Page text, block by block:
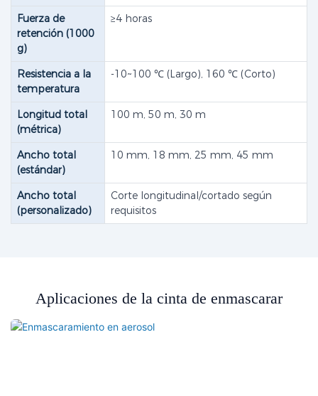
Fuerza de
retención (1000
g)
≥4 horas
Resistencia a la
temperatura
-10~100 ℃ (Largo), 160 ℃ (Corto)
Longitud total
(métrica)
100 m, 50 m, 30 m
Ancho total
(estándar)
10 mm, 18 mm, 25 mm, 45 mm
Ancho total
(personalizado)
Corte longitudinal/cortado según
requisitos
Aplicaciones de la cinta de enmascarar